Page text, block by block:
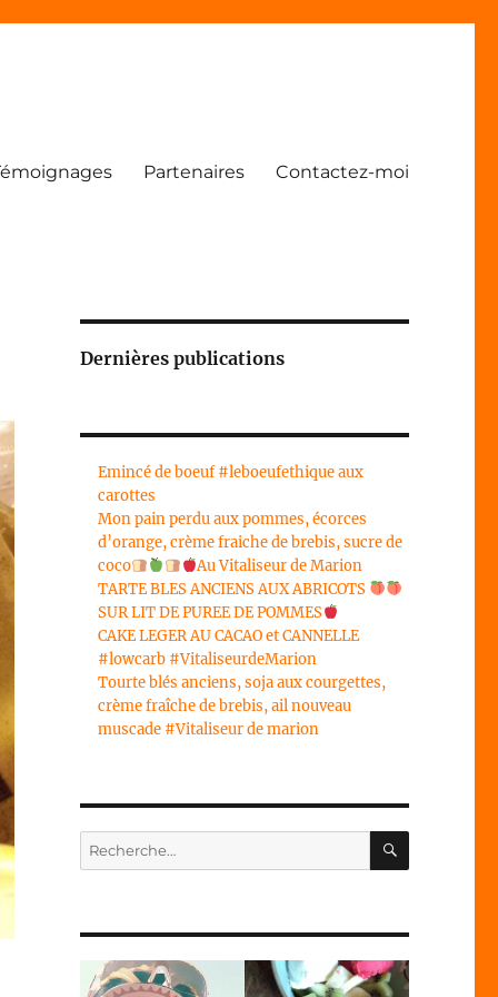
Partenaires Contactez-moi
Dernières publications
Emincé de boeuf #leboeufethique aux
carottes
Mon pain perdu aux pommes, écorces
d’orange, crème fraiche de brebis, sucre de
coco
Au Vitaliseur de Marion
TARTE BLES ANCIENS AUX ABRICOTS
SUR LIT DE PUREE DE POMMES
CAKE LEGER AU CACAO et CANNELLE
#lowcarb #VitaliseurdeMarion
Tourte blés anciens, soja aux courgettes,
crème fraîche de brebis, ail nouveau
muscade #Vitaliseur de marion
Recherche
pour :